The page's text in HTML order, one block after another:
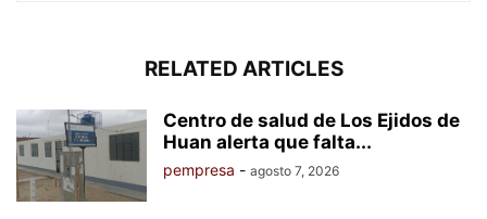
RELATED ARTICLES
Centro de salud de Los Ejidos de
Huan alerta que falta...
pempresa - agosto 7, 2026